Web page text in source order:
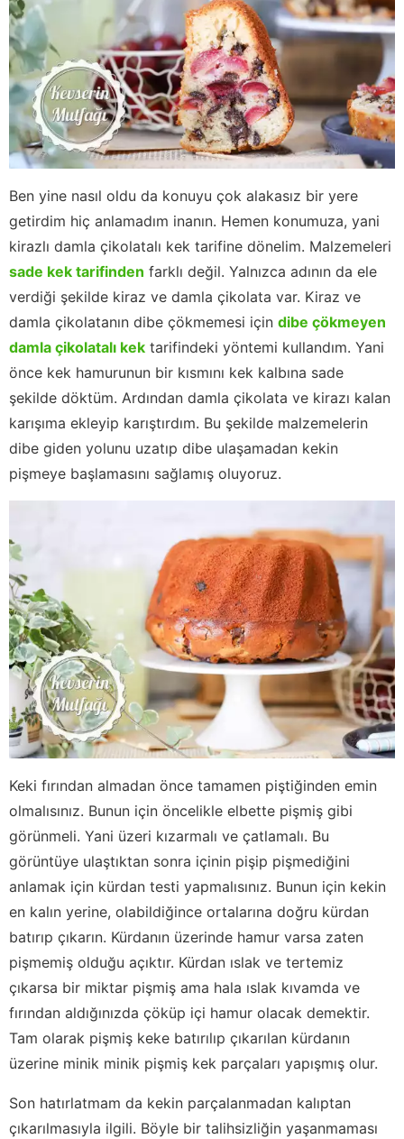
Ben yine nasıl oldu da konuyu çok alakasız bir yere
getirdim hiç anlamadım inanın. Hemen konumuza, yani
kirazlı damla çikolatalı kek tarifine dönelim. Malzemeleri
sade kek tarifinden farklı değil. Yalnızca adının da ele
verdiği şekilde kiraz ve damla çikolata var. Kiraz ve
damla çikolatanın dibe çökmemesi için dibe çökmeyen
damla çikolatalı kek tarifindeki yöntemi kullandım. Yani
önce kek hamurunun bir kısmını kek kalbına sade
şekilde döktüm. Ardından damla çikolata ve kirazı kalan
karışıma ekleyip karıştırdım. Bu şekilde malzemelerin
dibe giden yolunu uzatıp dibe ulaşamadan kekin
pişmeye başlamasını sağlamış oluyoruz.
Keki fırından almadan önce tamamen piştiğinden emin
olmalısınız. Bunun için öncelikle elbette pişmiş gibi
görünmeli. Yani üzeri kızarmalı ve çatlamalı. Bu
görüntüye ulaştıktan sonra içinin pişip pişmediğini
anlamak için kürdan testi yapmalısınız. Bunun için kekin
en kalın yerine, olabildiğince ortalarına doğru kürdan
batırıp çıkarın. Kürdanın üzerinde hamur varsa zaten
pişmemiş olduğu açıktır. Kürdan ıslak ve tertemiz
çıkarsa bir miktar pişmiş ama hala ıslak kıvamda ve
fırından aldığınızda çöküp içi hamur olacak demektir.
Tam olarak pişmiş keke batırılıp çıkarılan kürdanın
üzerine minik minik pişmiş kek parçaları yapışmış olur.
Son hatırlatmam da kekin parçalanmadan kalıptan
çıkarılmasıyla ilgili. Böyle bir talihsizliğin yaşanmaması